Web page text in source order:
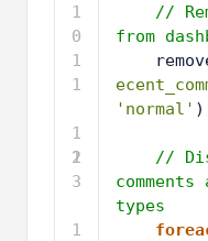
1
0
1
1
1
2
1
3
1
//
from
'normal'
//
types